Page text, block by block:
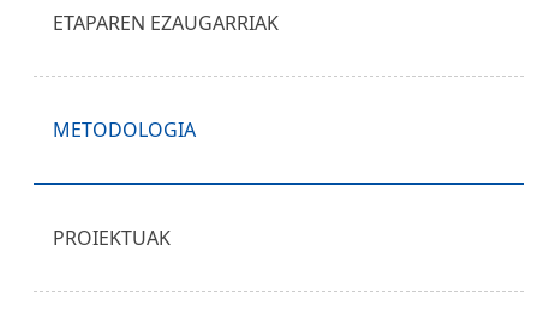
ETAPAREN EZAUGARRIAK
METODOLOGIA
PROIEKTUAK